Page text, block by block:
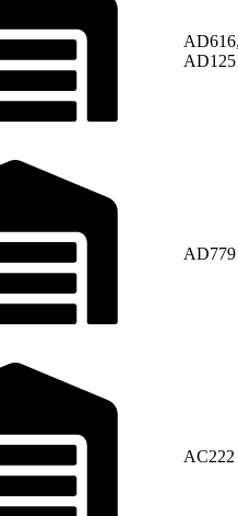
AD125
AD779
AC222